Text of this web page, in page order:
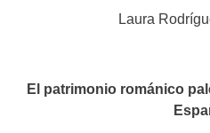
Laura
El patrimonio románico